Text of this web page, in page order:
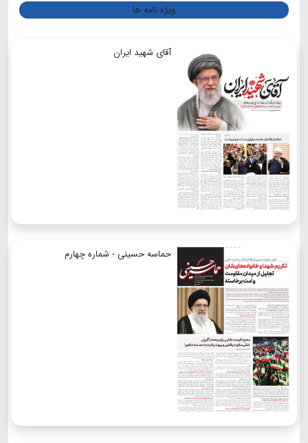
ویژه نامه ها
آقای شهید ایران
حماسه حسینی - شماره چهارم